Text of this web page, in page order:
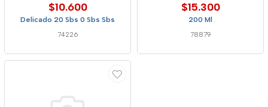
$10.600
Delicado 20 Sbs 0 Sbs Sbs
74226
$15.300
200 Ml
78879